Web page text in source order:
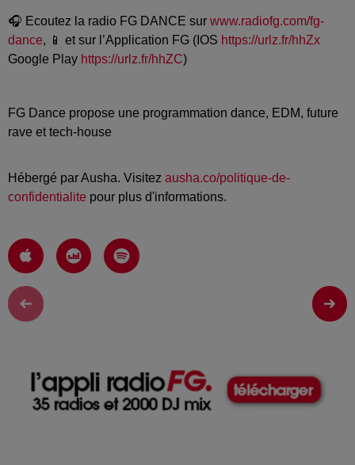
🎧 Ecoutez la radio FG DANCE sur www.radiofg.com/fg-
dance, 📱 et sur l’Application FG (IOS https://urlz.fr/hhZx
Google Play https://urlz.fr/hhZC)
FG Dance propose une programmation dance, EDM, future
rave et tech-house
Hébergé par Ausha. Visitez ausha.co/politique-de-
confidentialite pour plus d'informations.